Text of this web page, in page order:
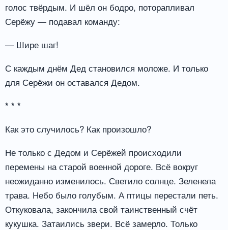
голос твёрдым. И шёл он бодро, поторапливал
Серёжу — подавал команду:
— Шире шаг!
С каждым днём Дед становился моложе. И только
для Серёжи он оставался Дедом.
* * *
Как это случилось? Как произошло?
Не только с Дедом и Серёжей происходили
перемены на старой военной дороге. Всё вокруг
неожиданно изменилось. Светило солнце. Зеленела
трава. Небо было голубым. А птицы перестали петь.
Откуковала, закончила свой таинственный счёт
кукушка. Затаились звери. Всё замерло. Только